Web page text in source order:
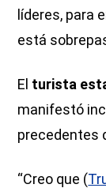
líderes, para
está
El turista
manifestó
precedentes
“Creo que (